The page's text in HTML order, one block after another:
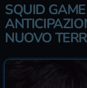
SQUID
NUOVO